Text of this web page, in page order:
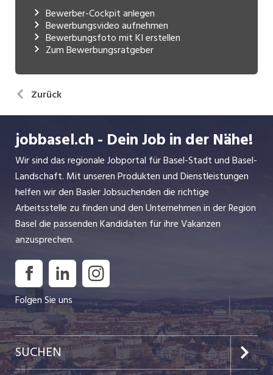
Bewerber-Cockpit anlegen
Bewerbungsvideo aufnehmen
Bewerbungsfoto mit KI erstellen
Zum Bewerbungsratgeber
Zurück
jobbasel.ch - Dein Job in der Nähe!
Wir sind das regionale Jobportal für Basel-Stadt und Basel-
Landschaft. Mit unseren Produkten und Dienstleistungen
helfen wir den Basler Jobsuchenden die richtige
Arbeitsstelle zu finden und den Unternehmen in der Region
Basel die passenden Kandidaten für ihre Vakanzen
anzusprechen.
Folgen Sie uns
SUCHEN